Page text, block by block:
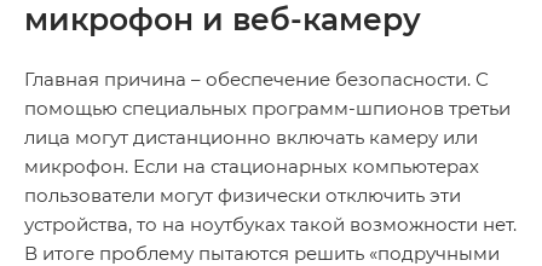
микрофон и веб-камеру
Главная причина – обеспечение безопасности. С
помощью специальных программ-шпионов третьи
лица могут дистанционно включать камеру или
микрофон. Если на стационарных компьютерах
пользователи могут физически отключить эти
устройства, то на ноутбуках такой возможности нет.
В итоге проблему пытаются решить «подручными